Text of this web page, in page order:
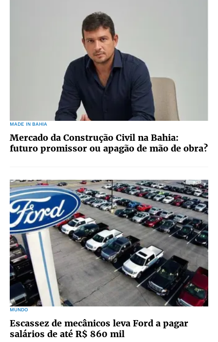
MADE IN BAHIA
Mercado da Construção Civil na Bahia:
futuro promissor ou apagão de mão de obra?
MUNDO
Escassez de mecânicos leva Ford a pagar
salários de até R$ 860 mil